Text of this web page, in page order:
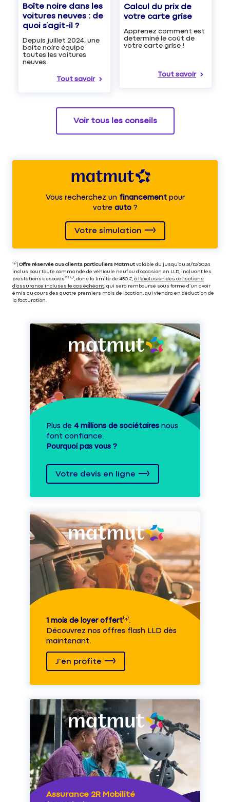
Boîte noire dans les
voitures neuves : de
quoi s’agit-il ?
Depuis juillet 2024, une
boîte noire équipe
toutes les voitures
neuves.
Tout savoir
Calcul du prix de
votre carte grise
Apprenez comment est
determiné le coût de
votre carte grise !
Tout savoir
Voir tous les conseils
Vous recherchez unfinancementpour
votre auto?
Votre simulation
⁽⁴⁾| Offre réservée aux clients particuliers Matmut valable du jusqu’au 31/12/2024
inclus pour toute commande de véhicule neuf ou d’occasion en LLD, incluant les
prestations associés⁽³⁾ ⁽⁵⁾, dans la limite de 450 €, à l’exclusion des cotisations
d’assurance incluses le cas échéant , qui sera remboursé sous forme d’un avoir
émis au cours des quatre premiers mois de location, qui viendra en déduction de
la facturation.
Plus de 4 millions de sociétaires nous
font confiance.
Pourquoi pas vous ?
Votre devis en ligne
1 mois de loyer offert⁽⁴⁾.
Découvrez nos offres flash LLD dès
maintenant.
J'en profite
Assurance 2R Mobilité